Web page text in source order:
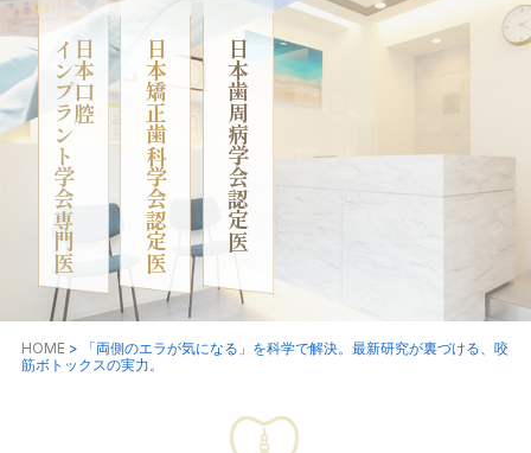
日本歯周病学会認定医
日本矯正歯科学会認定医
日本口腔
インプラント学会専門医
HOME>
「両側のエラが気になる」を科学で解決。最新研究が裏づける、咬
筋ボトックスの実力。